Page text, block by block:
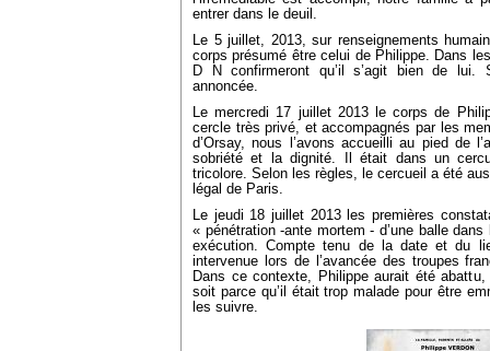
entrer dans le deuil.
Le 5 juillet, 2013, sur renseignements
corps présumé être celui de Philippe. Dans
D N confirmeront qu’il s’agit bien de lui.
annoncée.
Le mercredi 17 juillet 2013 le corps de
cercle très privé, et accompagnés par les
d’Orsay, nous l’avons accueilli au pied de
sobriété et la dignité. Il était dans un
tricolore. Selon les règles, le cercueil a été
légal de Paris.
Le jeudi 18 juillet 2013 les premières
« pénétration -ante mortem - d’une balle
exécution. Compte tenu de la date et du
intervenue lors de l’avancée des troupes
Dans ce contexte, Philippe aurait été
soit parce qu’il était trop malade pour être
les suivre.